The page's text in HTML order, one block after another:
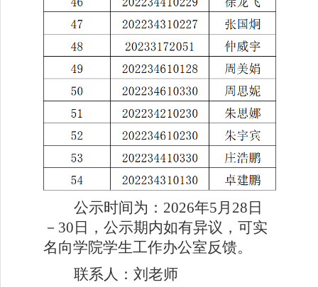
公示时间为：2026年5月28日
－30日，公示期内如有异议，可实
名向学院学生工作办公室反馈。
联系人：刘老师